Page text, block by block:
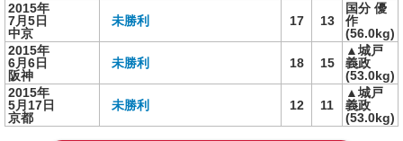
2015年
7月5日
中京
未勝利 17 13
国分 優
作
(56.0kg)
2015年
6月6日
阪神
未勝利 18 15
▲城戸
義政
(53.0kg)
2015年
5月17日
京都
未勝利 12 11
▲城戸
義政
(53.0kg)